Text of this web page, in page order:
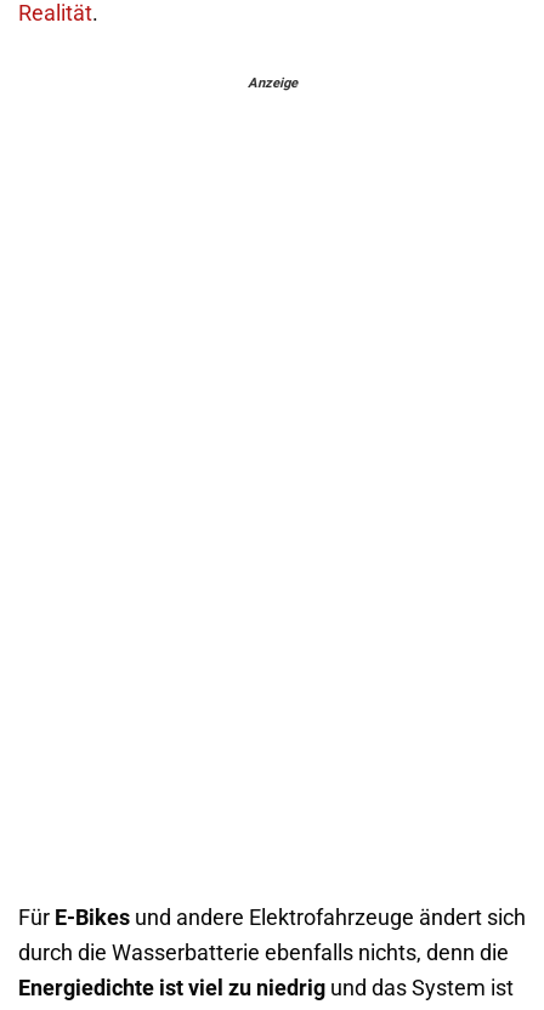
Realität.
Anzeige
Für E-Bikes und andere Elektrofahrzeuge ändert sich
durch die Wasserbatterie ebenfalls nichts, denn die
Energiedichte ist viel zu niedrig und das System ist